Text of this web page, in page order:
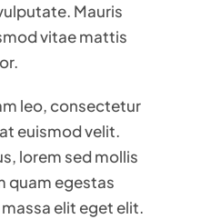
Mauris
vitae mattis
leo, consectetur
euismod velit.
lorem sed mollis
quam egestas
elit eget elit.